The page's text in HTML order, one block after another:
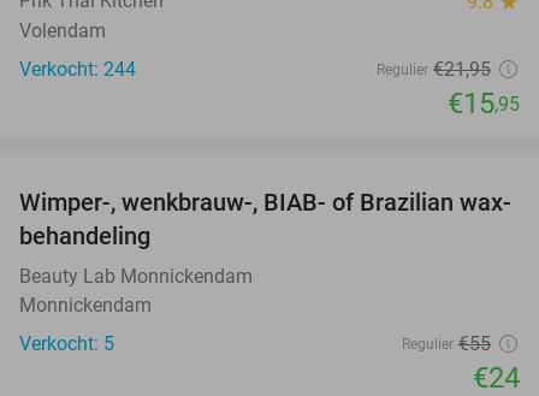
Volendam
Verkocht: 244
Regulier €21,95
€15,95
56%
Wimper-, wenkbrauw-, BIAB- of Brazilian wax-
behandeling
Beauty Lab Monnickendam
Monnickendam
Verkocht: 5
Regulier €55
€24